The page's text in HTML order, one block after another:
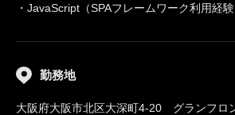
・JavaScript（SPAフレームワーク利用経験
勤務地
大阪府大阪市北区大深町4-20 グランフロ